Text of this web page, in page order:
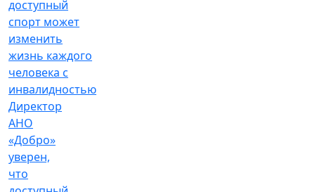
Директор
АНО
«Добро»
уверен,
что